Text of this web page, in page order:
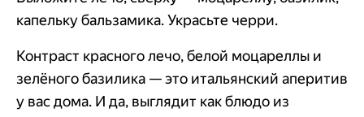
капельку бальзамика. Украсьте черри.
Контраст красного лечо, белой моцареллы и
зелёного базилика — это итальянский аперитив
у вас дома. И да, выглядит как блюдо из